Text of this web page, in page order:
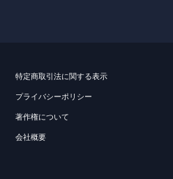
特定商取引法に関する表示
プライバシーポリシー
著作権について
会社概要